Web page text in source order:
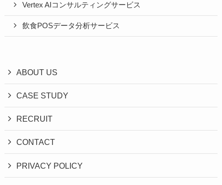
Vertex AIコンサルティングサービス
飲食POSデータ分析サービス
ABOUT US
CASE STUDY
RECRUIT
CONTACT
PRIVACY POLICY